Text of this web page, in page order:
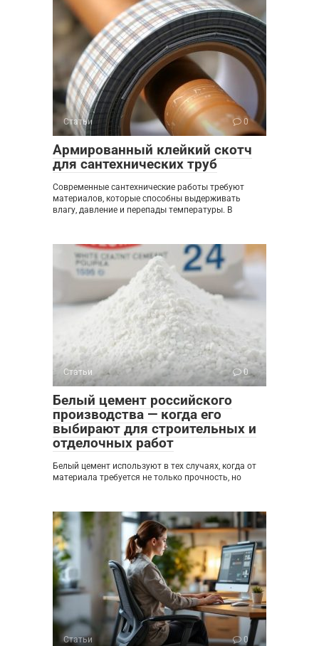
Статьи 0
Армированный клейкий скотч
для сантехнических труб
Современные сантехнические работы требуют
материалов, которые способны выдерживать
влагу, давление и перепады температуры. В
Статьи 0
Белый цемент российского
производства — когда его
выбирают для строительных и
отделочных работ
Белый цемент используют в тех случаях, когда от
материала требуется не только прочность, но
Статьи 0